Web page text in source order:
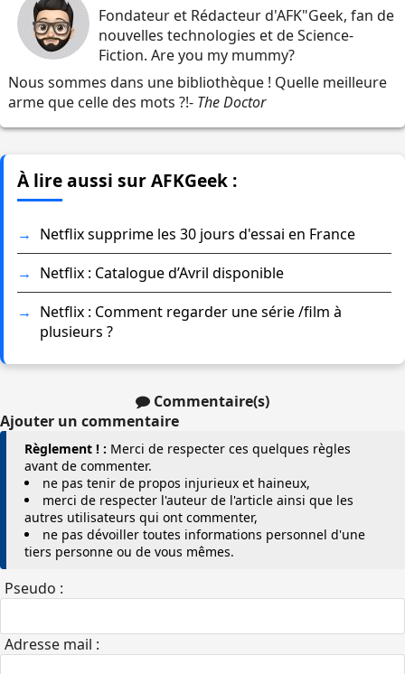
Fondateur et Rédacteur d'AFK"Geek, fan de
nouvelles technologies et de Science-
Fiction. Are you my mummy?
Nous sommes dans une bibliothèque ! Quelle meilleure
arme que celle des mots ?!- The Doctor
À lire aussi sur AFKGeek :
Netflix supprime les 30 jours d'essai en France
Netflix : Catalogue d’Avril disponible
Netflix : Comment regarder une série /film à
plusieurs ?
Commentaire(s)
Ajouter un commentaire
Règlement ! : Merci de respecter ces quelques règles
avant de commenter.
ne pas tenir de propos injurieux et haineux,
merci de respecter l'auteur de l'article ainsi que les
autres utilisateurs qui ont commenter,
ne pas dévoiller toutes informations personnel d'une
tiers personne ou de vous mêmes.
Pseudo :
Adresse mail :